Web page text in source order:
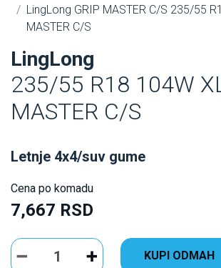
LingLong GRIP MASTER C/S 235/55
MASTER C/S
LingLong
235/55 R18 104W
MASTER C/S
Letnje 4x4/suv gume
Cena po komadu
7,667 RSD
KUPI ODMAH